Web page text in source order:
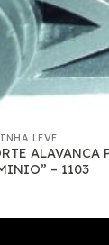
LEVE
ALAVANCA
– 1103